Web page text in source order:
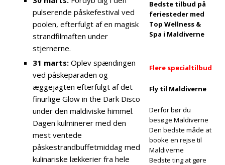
Maldiverne til
[27. april 2026]
Centara Grand
Lagoon
Maldives
på romantiske
pulserende påskefestival ved
poolen, efterfulgt af en magisk
strandfilmaften under
stjernerne.
31 marts: Oplev spændingen
ved påskeparaden og
æggejagten efterfulgt af det
finurlige Glow in the Dark Disco
under den maldiviske himmel.
Dagen kulminerer med den
mest ventede
påskestrandbuffetmiddag med
kulinariske lækkerier fra hele
Bedste tilbud på
feriesteder med
Top Wellness &
Spa i Maldiverne
Flere specialtilbud
Fly til Maldiverne
Derfor bør du
besøge Maldiverne
Den bedste måde at
booke en rejse til
Maldiverne
Bedste ting at gøre